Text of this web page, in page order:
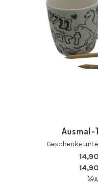
Ausmal-
Geschenke
14,90
14,90